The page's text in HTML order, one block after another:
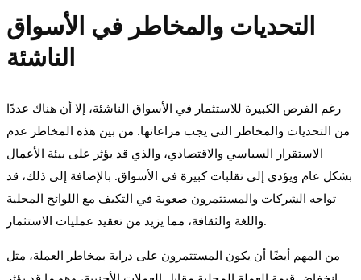
التحديات والمخاطر في الأسواق
الناشئة
رغم الفرص الكبيرة للاستثمار في الأسواق الناشئة، إلا أن هناك عددًا
من التحديات والمخاطر التي يجب مراعاتها. من بين هذه المخاطر عدم
الاستقرار السياسي والاقتصادي، والذي قد يؤثر على بيئة الأعمال
بشكل عام ويؤدي إلى تقلبات كبيرة في الأسواق. بالإضافة إلى ذلك، قد
تواجه الشركات والمستثمرون صعوبة في التكيف مع اللوائح المحلية
واللغة والثقافة، مما يزيد من تعقيد عمليات الاستثمار.
من المهم أيضًا أن يكون المستثمرون على دراية بمخاطر العملة، مثل